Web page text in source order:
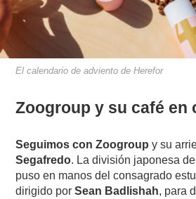
El calendario de adviento de Herefor
Zoogroup y su café en
Seguimos con Zoogroup y su
Segafredo. La división japonesa
puso en manos del consagrado
dirigido porSean Badlishah, para